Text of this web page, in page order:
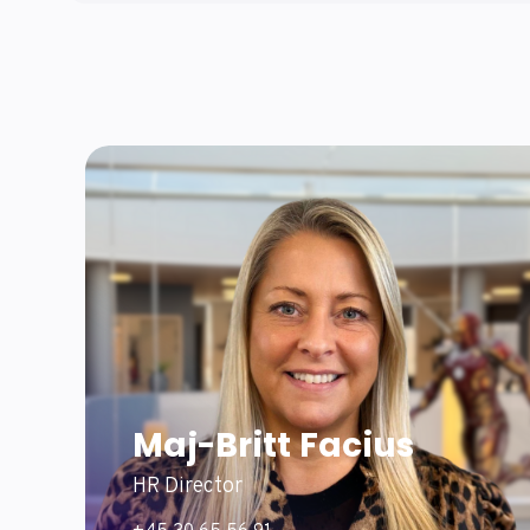
Maj-Britt Facius
HR Director